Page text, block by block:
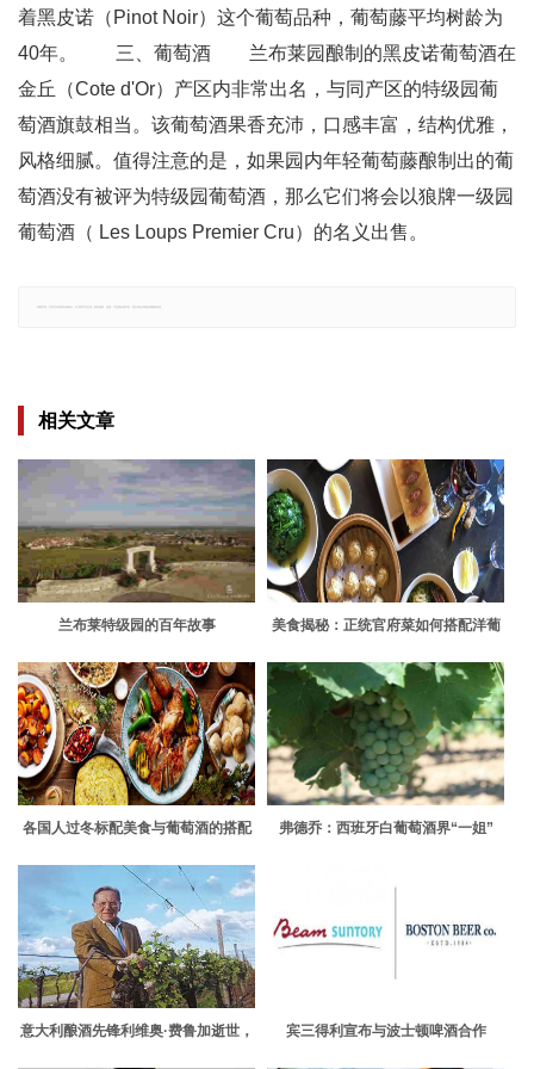
着黑皮诺（Pinot Noir）这个葡萄品种，葡萄藤平均树龄为
40年。 三、葡萄酒 兰布莱园酿制的黑皮诺葡萄酒在
金丘（Cote d'Or）产区内非常出名，与同产区的特级园葡
萄酒旗鼓相当。该葡萄酒果香充沛，口感丰富，结构优雅，
风格细腻。值得注意的是，如果园内年轻葡萄藤酿制出的葡
萄酒没有被评为特级园葡萄酒，那么它们将会以狼牌一级园
葡萄酒（ Les Loups Premier Cru）的名义出售。
相关文章
兰布莱特级园的百年故事
美食揭秘：正统官府菜如何搭配洋葡
各国人过冬标配美食与葡萄酒的搭配 弗德乔：西班牙白葡萄酒界“一姐”
意大利酿酒先锋利维奥·费鲁加逝世，
宾三得利宣布与波士顿啤酒合作